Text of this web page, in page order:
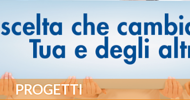
PROGETTI